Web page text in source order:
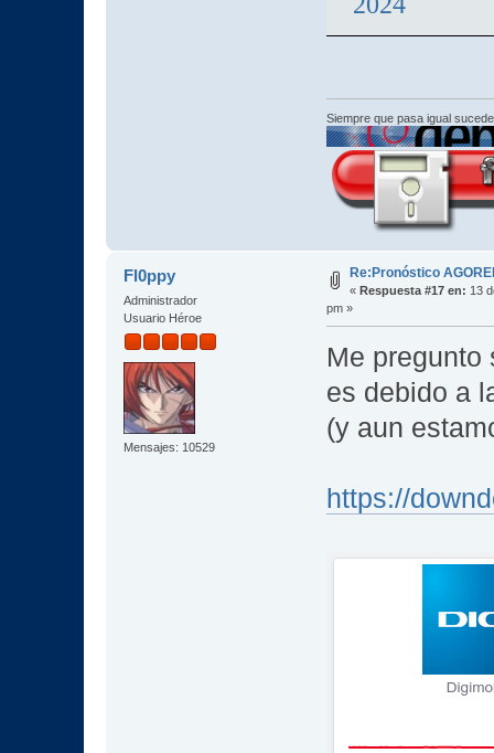
Siempre que pasa igual
Fl0ppy
Administrador
Usuario Héroe
Mensajes: 10529
Re:Pronóstico
« Respuesta #17 en: 13
pm »
Me pregunto
es debido a
(y aun
https://